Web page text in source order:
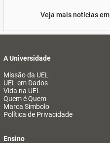
Veja mais notícias em
A Universidade
Missão da UEL
UEL em Dados
Vida na UEL
Quem é Quem
Marca Símbolo
Política de Privacidade
Ensino